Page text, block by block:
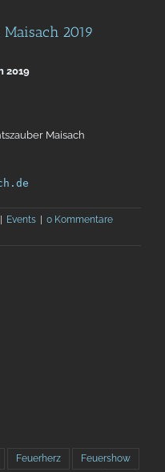
2019
2019
Maisach
| Events | 0 Kommentare
Feuerherz Feuershow